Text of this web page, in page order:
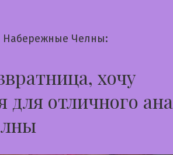
Набережные Челны:
хочу
для отличного